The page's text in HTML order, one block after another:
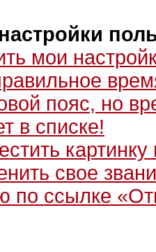
мои
пояс, но
в списке!
свое
по ссылке